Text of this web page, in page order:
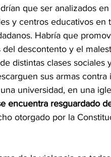
que ser analizados
y centros educativos en
Habría que
descontento y el
distintas clases sociales
sus armas
universidad, en una
encuentra resguardado
otorgado por la